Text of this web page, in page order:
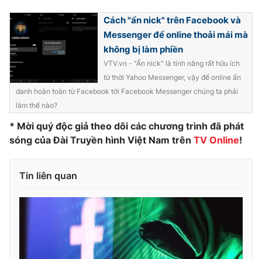
Hậu trường
Nhân vật
Khán giả
Giải sao mai
Điện ảnh
Âm nhạc
Sao
Đời sống
Du lịch
Làm đẹp
Chất lượng cuộc sống
Giáo dục
Tuyển sinh
Công nghệ
Hitech Công nghệ tương lai
Thị trường
Tư vấn
Giao lưu trực tuyến
Lịch phát sóng
Podcast
Cách "ẩn nick" trên Facebook và
Messenger để online thoải mái mà
không bị làm phiền
VTV.vn - "Ẩn nick" là tính năng rất hữu ích
từ thời Yahoo Messenger, vậy để online ẩn
danh hoàn toàn từ Facebook tới Facebook Messenger chúng ta phải
làm thế nào?
* Mời quý độc giả theo dõi các chương trình đã phát
sóng của Đài Truyền hình Việt Nam trên TV Online!
Tin liên quan